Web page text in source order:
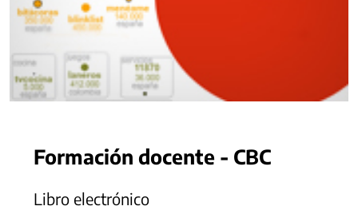
Formación docente - CBC
Libro electrónico